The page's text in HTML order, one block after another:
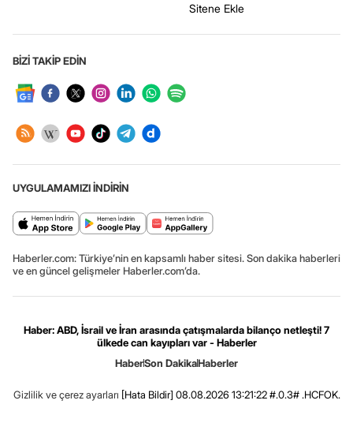
Sitene Ekle
BİZİ TAKİP EDİN
UYGULAMAMIZI İNDİRİN
Haberler.com: Türkiye’nin en kapsamlı haber sitesi. Son dakika haberleri
ve en güncel gelişmeler Haberler.com’da.
Haber: ABD, İsrail ve İran arasında çatışmalarda bilanço netleşti! 7
ülkede can kayıpları var - Haberler
HaberSon DakikaHaberler
Gizlilik ve çerez ayarları [Hata Bildir] 08.08.2026 13:21:22 #.0.3# .HCFOK.